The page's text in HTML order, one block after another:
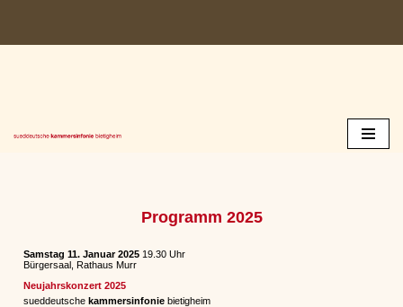
Zum
Programm 2025
Samstag 11. Januar 2025 19.30 Uhr
Bürgersaal, Rathaus Murr
Neujahrskonzert 2025
sueddeutschekammersinfonie bietigheim